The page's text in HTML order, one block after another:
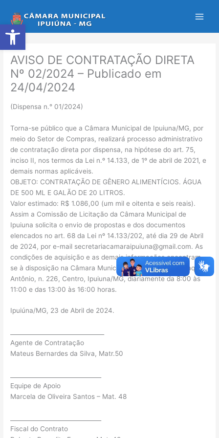
Abrir a barra de ferramentas
para
o
conteúdo
AVISO DE CONTRATAÇÃO DIRETA
Nº 02/2024 – Publicado em
24/04/2024
(Dispensa n.° 01/2024)
Torna-se público que a Câmara Municipal de Ipuiuna/MG, por
meio do Setor de Compras, realizará processo administrativo
de contratação direta por dispensa, na hipótese do art. 75,
inciso II, nos termos da Lei n.º 14.133, de 1º de abril de 2021, e
demais normas aplicáveis.
OBJETO: CONTRATAÇÃO DE GÊNERO ALIMENTÍCIOS. ÁGUA
DE 500 ML E GALÃO DE 20 LITROS.
Valor estimado: R$ 1.086,00 (um mil e oitenta e seis reais).
Assim a Comissão de Licitação da Câmara Municipal de
Ipuiuna solicita o envio de propostas e dos documentos
elencados no art. 68 da Lei nº 14.133/202, até dia 29 de Abril
de 2024, por e-mail secretariacamaraipuiuna@gmail.com. As
condições de aquisição e as demais informações encontram-
se à disposição na Câmara Municipal de Ipuiuna, Rua Joaquim
Antônio, n. 226, Centro, Ipuiuna/MG, diariamente da 8:00 às
11:00 e das 13:00 às 16:00 horas.
Ipuiúna/MG, 23 de Abril de 2024.
Agente de Contratação
Mateus Bernardes da Silva, Matr.50
Equipe de Apoio
Marcela de Oliveira Santos – Mat. 48
Fiscal do Contrato